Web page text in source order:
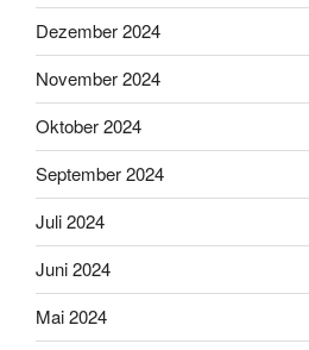
Dezember 2024
November 2024
Oktober 2024
September 2024
Juli 2024
Juni 2024
Mai 2024